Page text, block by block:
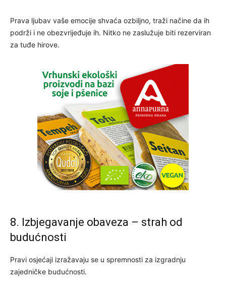
Prava ljubav vaše emocije shvaća ozbiljno, traži načine da ih
podrži i ne obezvrijeđuje ih. Nitko ne zaslužuje biti rezerviran
za tuđe hirove.
8. Izbjegavanje obaveza – strah od
budućnosti
Pravi osjećaji izražavaju se u spremnosti za izgradnju
zajedničke budućnosti.